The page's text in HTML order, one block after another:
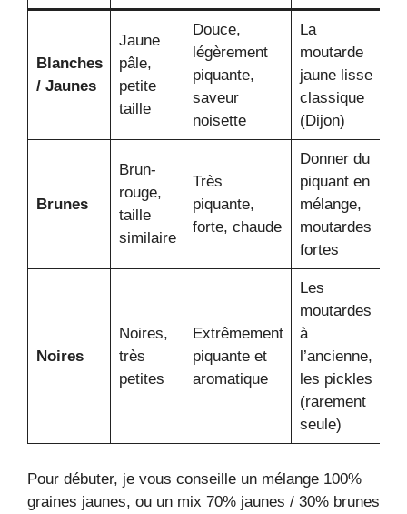
Blanches
/ Jaunes
Jaune
pâle,
petite
taille
Douce,
légèrement
piquante,
saveur
noisette
La
moutarde
jaune lisse
classique
(Dijon)
Brunes
Brun-
rouge,
taille
similaire
Très
piquante,
forte, chaude
Donner du
piquant en
mélange,
moutardes
fortes
Noires
Noires,
très
petites
Extrêmement
piquante et
aromatique
Les
moutardes
à
l’ancienne,
les pickles
(rarement
seule)
Pour débuter, je vous conseille un mélange 100%
graines jaunes, ou un mix 70% jaunes / 30% brunes